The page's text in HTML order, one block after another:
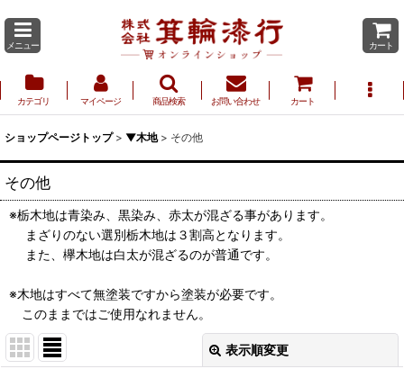
メニュー カート
カテゴリ マイページ 商品検索 お問い合わせ カート
ショップページトップ > ▼木地 > その他
その他
※栃木地は青染み、黒染み、赤太が混ざる事があります。
まざりのない選別栃木地は３割高となります。
また、欅木地は白太が混ざるのが普通です。
※木地はすべて無塗装ですから塗装が必要です。
このままではご使用なれません。
表示順変更